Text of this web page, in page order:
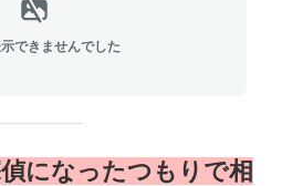
できませんでした
になったつもりで相